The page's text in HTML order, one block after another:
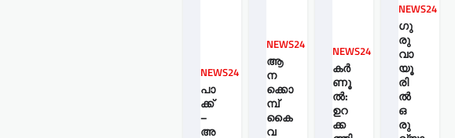
NEWS24
പാ
ക്ക്
–
അ
NEWS24
ആ
ന
ക്കൊ
മ്പ്
കൈ
വ
NEWS24
കർ
ണൂ
ൽ:
ഉറ
ക്ക
NEWS24
ഗു
രു
വാ
യൂ
രി
ല്‍
ഒ
രു